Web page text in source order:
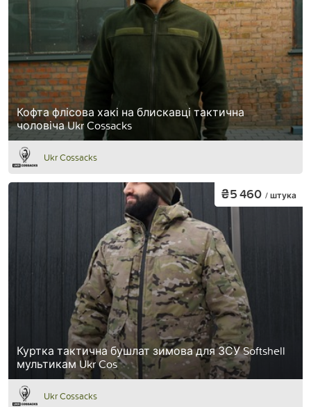
Кофта флісова хакі на блискавці тактична
чоловіча Ukr Cossacks
Ukr Cossacks
Куртка тактична бушлат зимова для ЗСУ Softshell
мультикам Ukr Cos
₴5 460 / штука
Ukr Cossacks